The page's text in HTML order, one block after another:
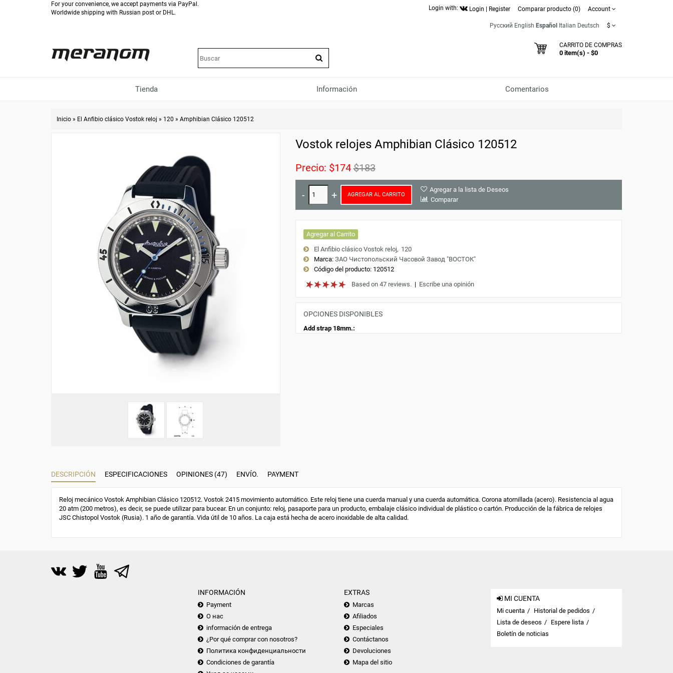
For your convenience, we accept payments via PayPal.
Worldwide shipping with Russian post or DHL.
Login with: Login Register Comparar producto (0) Account
Русский English Español Italian Deutsch $
CARRITO DE COMPRAS
0 item(s) - $0
Tienda Información Comentarios
Inicio » El Anfibio clásico Vostok reloj » 120 » Amphibian Clásico 120512
Vostok relojes Amphibian Clásico 120512
Precio: $174 $183
AGREGAR AL CARRITO
Agregar a la lista de Deseos
Comparar
Agregar al Carrito
El Anfibio clásico Vostok reloj
120
Marca: ЗАО Чистопольский Часовой Завод "ВОСТОК"
Código del producto:120512
Based on 47 reviews.| Escribe una opinión
OPCIONES DISPONIBLES
Add strap 18mm.:
DESCRIPCIÓN ESPECIFICACIONES OPINIONES (47) ENVÍO. PAYMENT
Reloj mecánico Vostok Amphibian Clásico 120512. Vostok 2415 movimiento automático. Este reloj tiene una cuerda manual y una cuerda automática. Corona atornillada (acero). Resistencia al agua
20 atm (200 metros), es decir, se puede utilizar para bucear. En un conjunto: reloj, pasaporte para un producto, embalaje clásico individual de plástico o cartón. Producción de la fábrica de relojes
JSC Chistopol Vostok (Rusia). 1 año de garantía. Vida útil de 10 años. La caja está hecha de acero inoxidable de alta calidad.
INFORMACIÓN
Payment
О нас
información de entrega
¿Por qué comprar con nosotros?
Политика конфиденциальности
Condiciones de garantía
EXTRAS
Marcas
Afiliados
Especiales
Contáctanos
Devoluciones
Mapa del sitio
MI CUENTA
Mi cuenta
Historial de pedidos
Lista de deseos
Espere lista
Boletín de noticias